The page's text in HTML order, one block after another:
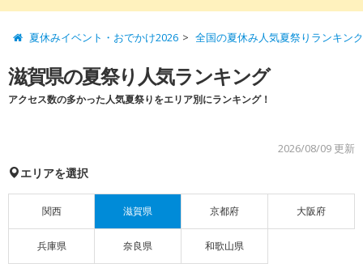
夏休みイベント・おでかけ2026 全国の夏休み人気夏祭りランキング
滋賀県の夏祭り人気ランキング
アクセス数の多かった人気夏祭りをエリア別にランキング！
2026/08/09 更新
エリアを選択
関西 滋賀県 京都府 大阪府
兵庫県 奈良県 和歌山県